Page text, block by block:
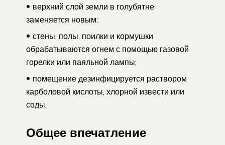
верхний слой земли в голубятне
заменяется новым;
стены, полы, поилки и кормушки
обрабатываются огнем с помощью газовой
горелки или паяльной лампы;
помещение дезинфицируется раствором
карболовой кислоты, хлорной извести или
соды.
Общее впечатление